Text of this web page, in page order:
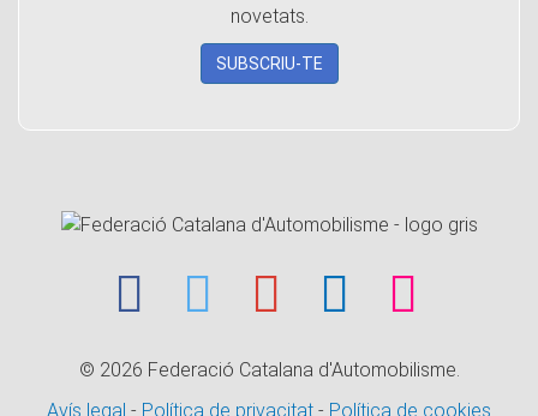
novetats.
SUBSCRIU-TE
© 2026 Federació Catalana d'Automobilisme.
Avís legal - Política de privacitat - Política de cookies